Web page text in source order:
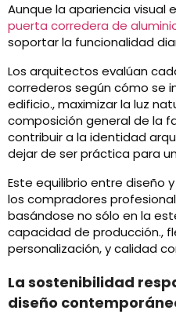
Aunque la apariencia visual
puerta corredera de
soportar la funcionalidad
Los arquitectos evalúan
correderos según cómo se
edificio., maximizar la luz
composición general de la
contribuir a la identidad
dejar de ser práctica para
Este equilibrio entre diseño
los compradores
basándose no sólo en la
capacidad de producción.,
personalización, y calidad
La sostenibilidad
diseño